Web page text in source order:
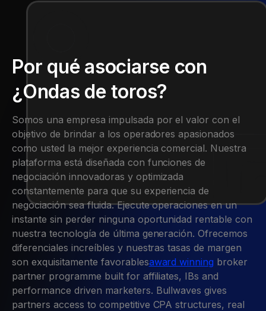
Por qué asociarse con
¿Ondas de toros?
Somos una empresa impulsada por el valor con el
objetivo de brindar a los operadores apasionados
como usted la mejor experiencia comercial. Nuestra
plataforma está diseñada con funciones de
negociación innovadoras y optimizada
constantemente para que su experiencia de
negociación sea fluida. Ejecute operaciones en un
instante sin perder ninguna oportunidad rentable con
nuestra tecnología de última generación. Ofrecemos
diferenciales increíbles y nuestras tasas de margen
son exquisitamente favorablesaward winning broker
partner programme built for affiliates, IBs and
performance driven marketers. Bullwaves gives
partners access to competitive CPA structures, real